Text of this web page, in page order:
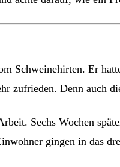
Schweinehirten. Er
zufrieden. Denn auch
Sechs Wochen
gingen in das